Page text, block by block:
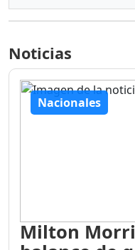
Noticias
Nacionales
Milton